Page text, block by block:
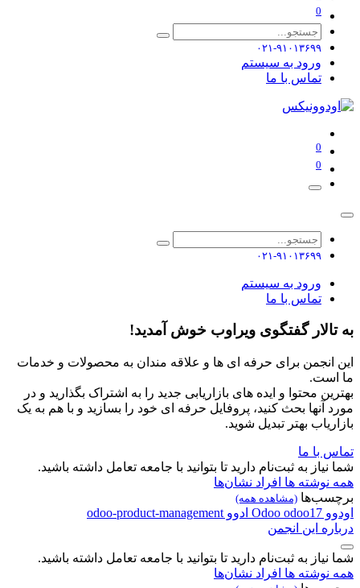
0
۰۲۱-۹۱۰۱۳۶۹۹
ورود به سیستم
تماس با ما
0
0
۰۲۱-۹۱۰۱۳۶۹۹
ورود به سیستم
تماس با ما
به تالار گفتگوی ویراوب خوش آمدید!
این انجمن برای حرفه ای ها و علاقه مندان به محصولات و خدمات
ما است.
بهترین محتوا و ایده های بازاریابی جدید را به اشتراک بگذارید و در
مورد آنها بحث کنید، پروفایل حرفه ای خود را بسازید و با هم به یک
بازاریاب بهتر تبدیل شوید.
تماس با ما
شما نیاز به ثبت‌نام دارید تا بتوانید با جامعه تعامل داشته باشید.
همه نوشته ها افراد نشان‌ها
برچسب‌ها (مشاهده همه)
اودوو Odoo odoo17 ادوو odoo-product-management
درباره این انجمن
شما نیاز به ثبت‌نام دارید تا بتوانید با جامعه تعامل داشته باشید.
همه نوشته ها افراد نشان‌ها